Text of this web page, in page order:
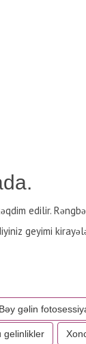
edilir.
geyimi
Bəy gəlin
gelinlikler